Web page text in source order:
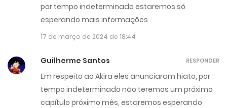
por tempo indeterminado estaremos só
esperando mais informações
17 de março de 2024 de 18:44
Guilherme Santos
Em respeito ao Akira eles anunciaram hiato, por
tempo indeterminado não teremos um próximo
capítulo próximo mês, estaremos esperando
RESPONDER